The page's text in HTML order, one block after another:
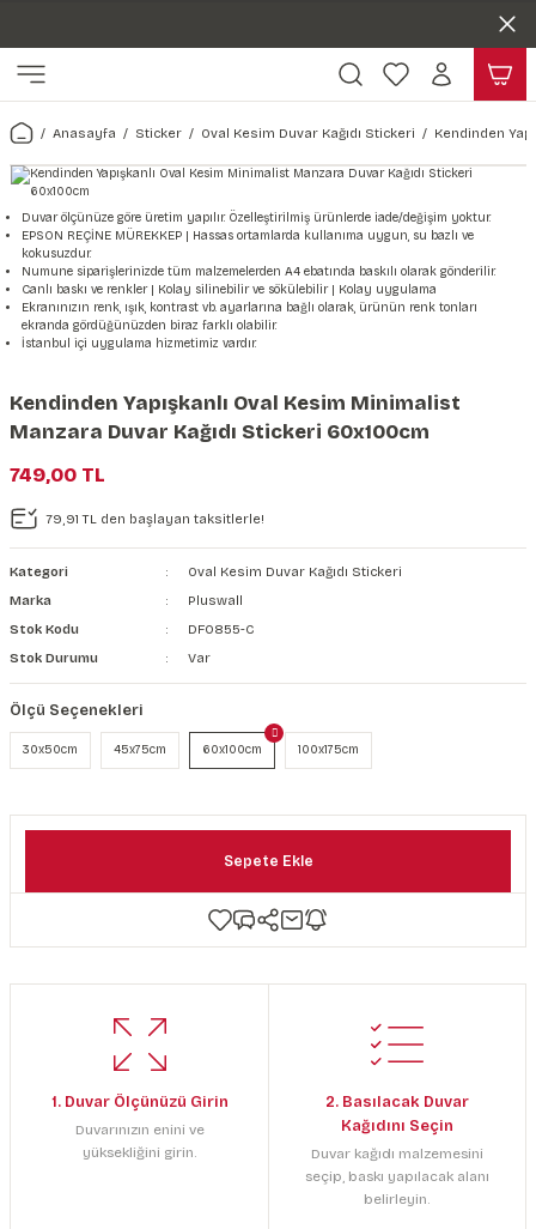
Harita & Şehir Duvar Kağıdı
Türkiye Serisi Duvar Kağıdı
Şehir & Ülke Duvar Kağıdı
Duvar Kağıdı
Çiçek Duvar Kağıdı
Hayvan, Yaprak & Çiçek
Yaprak Desenli Duvar Kağıdı
Hayvan Duvar Kağıdı
Kağıdı
Doğa & Manza Duvar Kağıdı
Manzara Duvar Kağıdı
Orman Duvar Kağıdı
Tasarım & Sanatsal Duvar
Sanat Duvar Kağıdı
Geometrik Duvar Kağıdı
Araba Duvar Kağıdı
Sağlık Duvar Kağıdı
Taş Desenli Duvar Kağıdı
Ahşap, Mermer & Taş
Mermer Desenli Duvar Kağıdı
Taş Desenli Duvar Kağıdı
Ahşap Desenli Duvar Kağıdı
Duvar Kanvası
Kağıdı Stickeri
Seti
Anasayfa Sticker Oval Kesim Duvar Kağıdı Stickeri Kendinden
Duvar ölçünüze göre üretim yapılır. Özelleştirilmiş ürünlerde iade/değişim yoktur.
EPSON REÇİNE MÜREKKEP | Hassas ortamlarda kullanıma uygun, su bazlı ve
kokusuzdur.
Numune siparişlerinizde tüm malzemelerden A4 ebatında baskılı olarak gönderilir.
Canlı baskı ve renkler | Kolay silinebilir ve sökülebilir | Kolay uygulama
Ekranınızın renk, ışık, kontrast vb. ayarlarına bağlı olarak, ürünün renk tonları
ekranda gördüğünüzden biraz farklı olabilir.
İstanbul içi uygulama hizmetimiz vardır.
Kendinden Yapışkanlı Oval Kesim Minimalist
Manzara Duvar Kağıdı Stickeri 60x100cm
749,00 TL
79,91 TL den başlayan taksitlerle!
Kategori
Oval Kesim Duvar Kağıdı Stickeri
Marka
Pluswall
Stok Kodu
DF0855-C
Stok Durumu
Var
Ölçü Seçenekleri
30x50cm 45x75cm 60x100cm 100x175cm
Sepete Ekle
1. Duvar Ölçünüzü Girin
Duvarınızın enini ve
yüksekliğini girin.
2. Basılacak Duvar
Kağıdını Seçin
Duvar kağıdı malzemesini
seçip, baskı yapılacak alanı
belirleyin.